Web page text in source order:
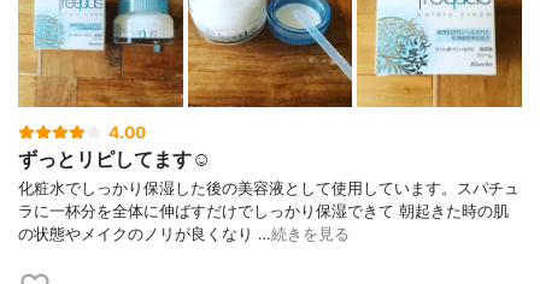
4.00
ずっとリピしてます☺︎
化粧水でしっかり保湿した後の美容液として使用しています。スパチュ
ラに一杯分を全体に伸ばすだけでしっかり保湿できて 朝起きた時の肌
の状態やメイクのノリが良くなり …続きを見る